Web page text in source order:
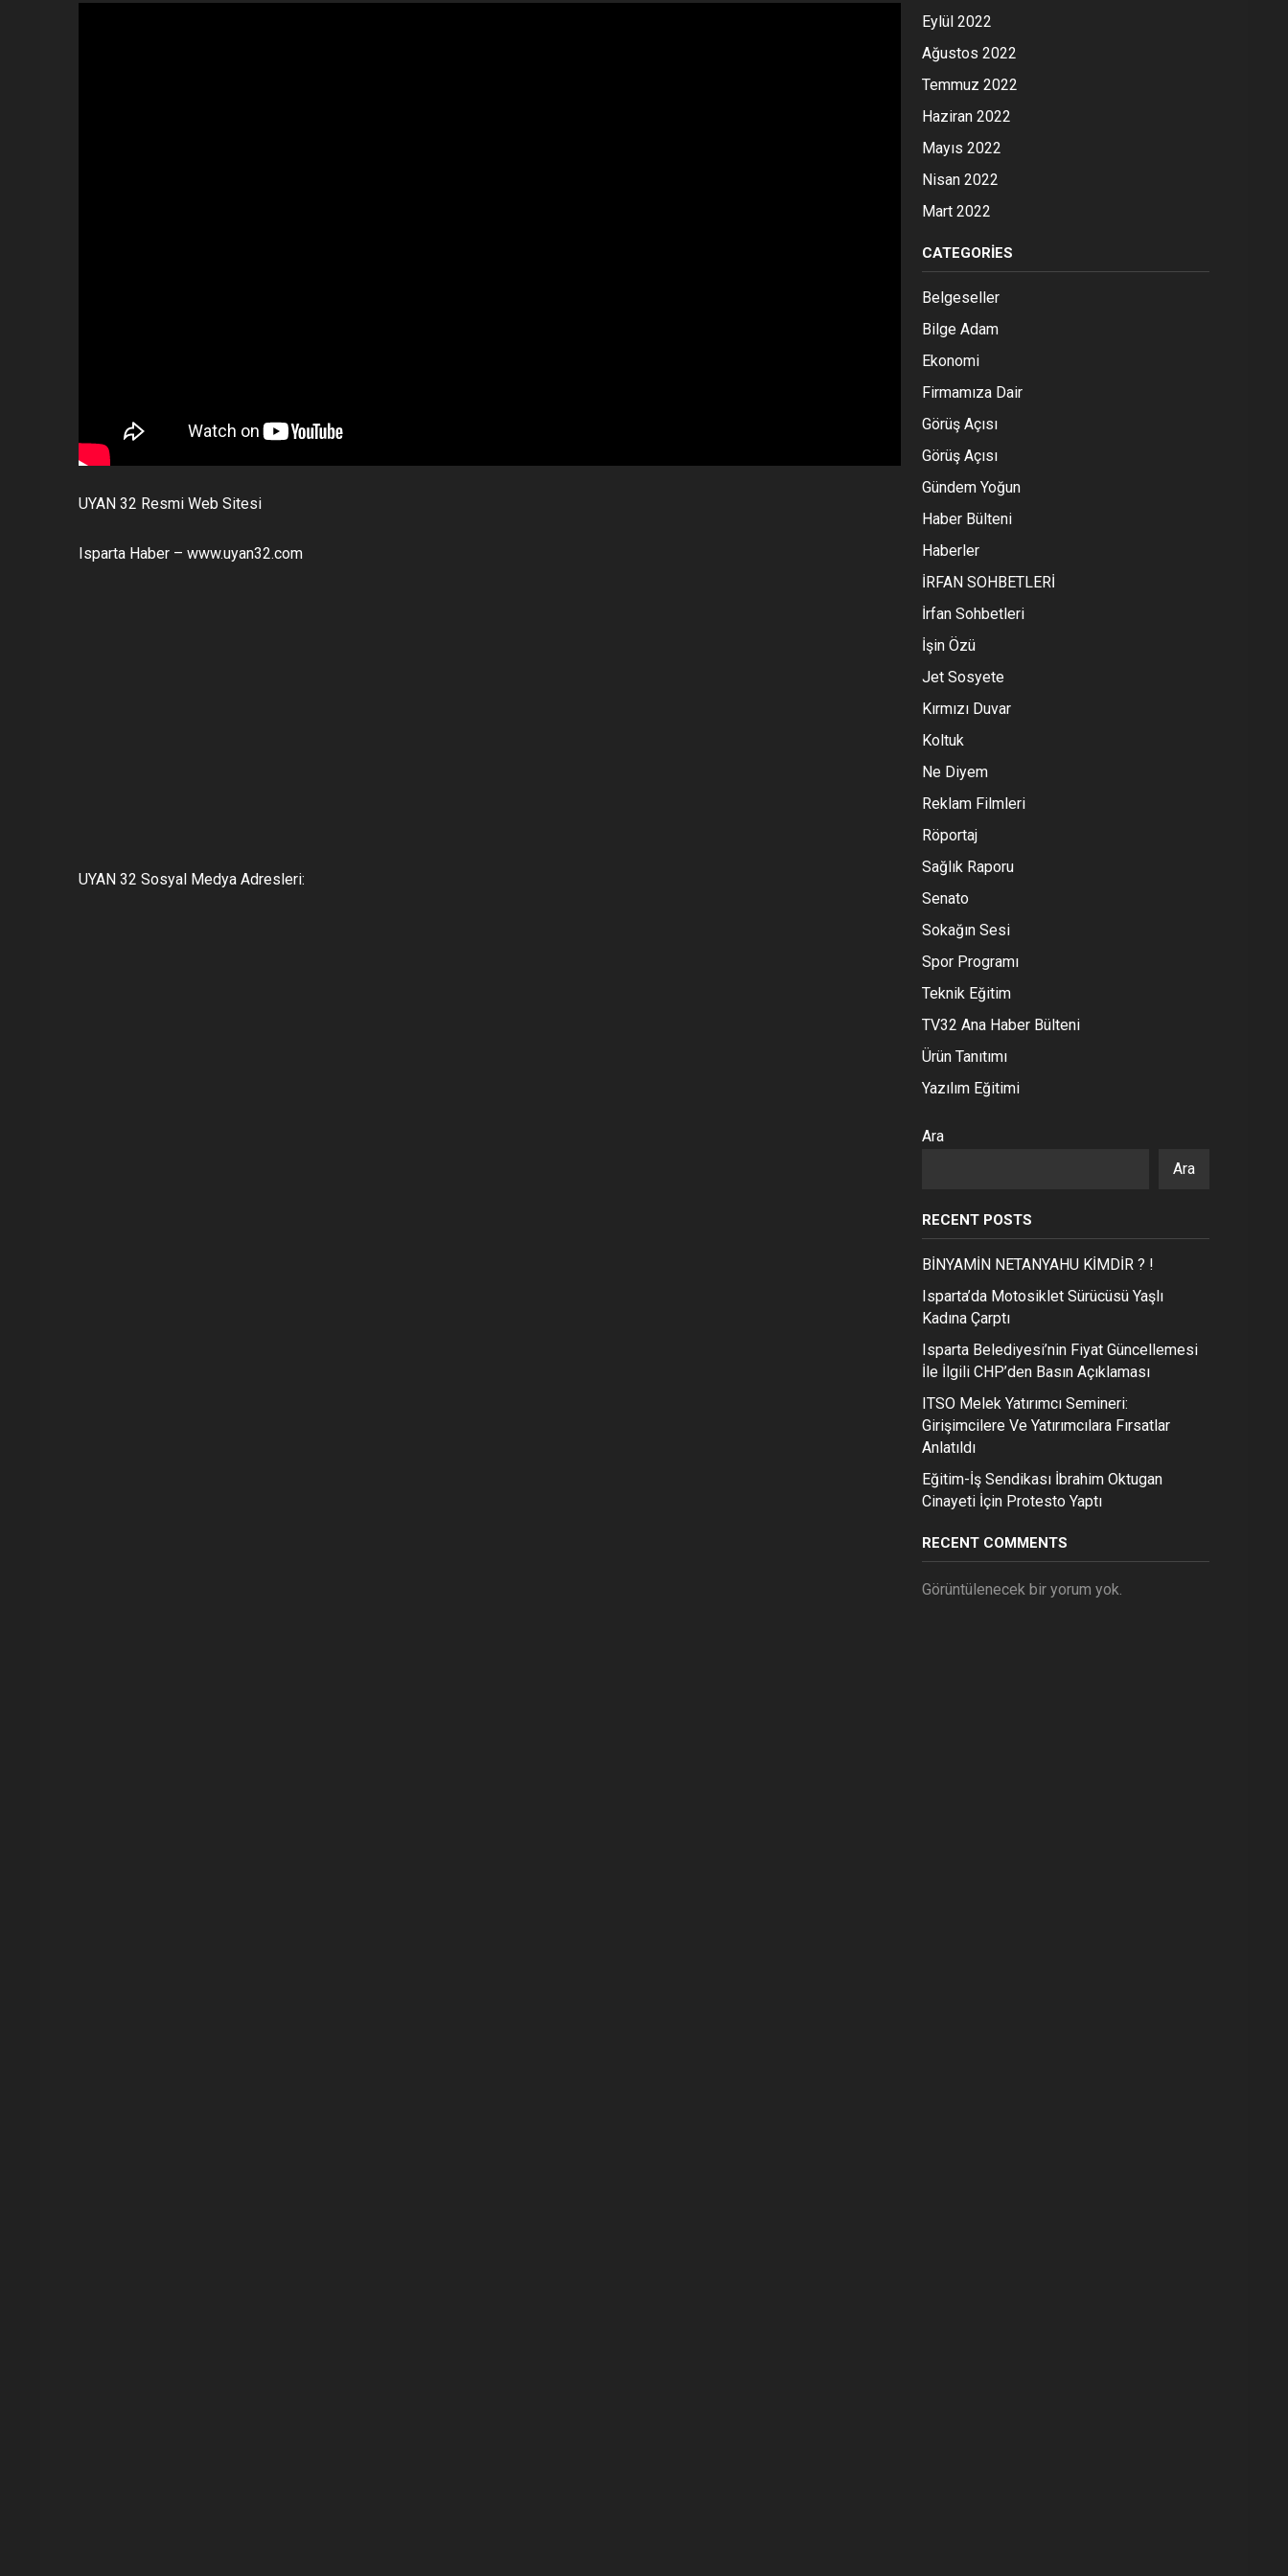
UYAN 32 Resmi Web Sitesi
Isparta Haber – www.uyan32.com
UYAN 32 Sosyal Medya Adresleri:
Eylül 2022
Ağustos 2022
Temmuz 2022
Haziran 2022
Mayıs 2022
Nisan 2022
Mart 2022
CATEGORIES
Belgeseller
Bilge Adam
Ekonomi
Firmamıza Dair
Görüş Açısı
Görüş Açısı
Gündem Yoğun
Haber Bülteni
Haberler
İRFAN SOHBETLERİ
İrfan Sohbetleri
İşin Özü
Jet Sosyete
Kırmızı Duvar
Koltuk
Ne Diyem
Reklam Filmleri
Röportaj
Sağlık Raporu
Senato
Sokağın Sesi
Spor Programı
Teknik Eğitim
TV32 Ana Haber Bülteni
Ürün Tanıtımı
Yazılım Eğitimi
Ara
Ara
RECENT POSTS
BİNYAMİN NETANYAHU KİMDİR ? !
Isparta’da Motosiklet Sürücüsü Yaşlı
Kadına Çarptı
Isparta Belediyesi’nin Fiyat Güncellemesi
İle İlgili CHP’den Basın Açıklaması
ITSO Melek Yatırımcı Semineri:
Girişimcilere Ve Yatırımcılara Fırsatlar
Anlatıldı
Eğitim-İş Sendikası İbrahim Oktugan
Cinayeti İçin Protesto Yaptı
RECENT COMMENTS
Görüntülenecek bir yorum yok.